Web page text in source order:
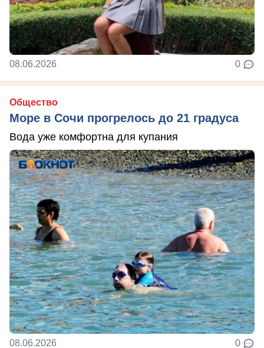
08.06.2026 0
Общество
Море в Сочи прогрелось до 21 градуса
Вода уже комфортна для купания
08.06.2026 0